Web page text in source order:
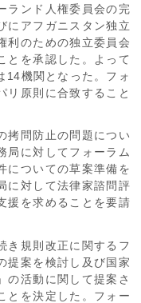
ランド人権委員会の完
にアフガニスタン独立
利のための独立委員会
とを承認した。よって
14機関となった。フォ
リ原則に合致すること
拷問防止の問題につい
局に対してフォーラム
についての草案準備を
に対して法律家諮問評
援を求めることを要請
き規則改正に関するフ
提案を検討し及び国家
の活動に関して提案さ
とを決定した。フォー